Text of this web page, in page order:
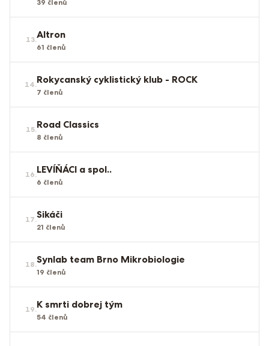
39 členů
13.Altron
61 členů
14.Rokycanský cyklistický klub - ROCK
7 členů
15.Road Classics
8 členů
16.LEVÍŇÁCI a spol..
6 členů
17.Sikáči
21 členů
18.Synlab team Brno Mikrobiologie
19 členů
19.K smrti dobrej tým
54 členů